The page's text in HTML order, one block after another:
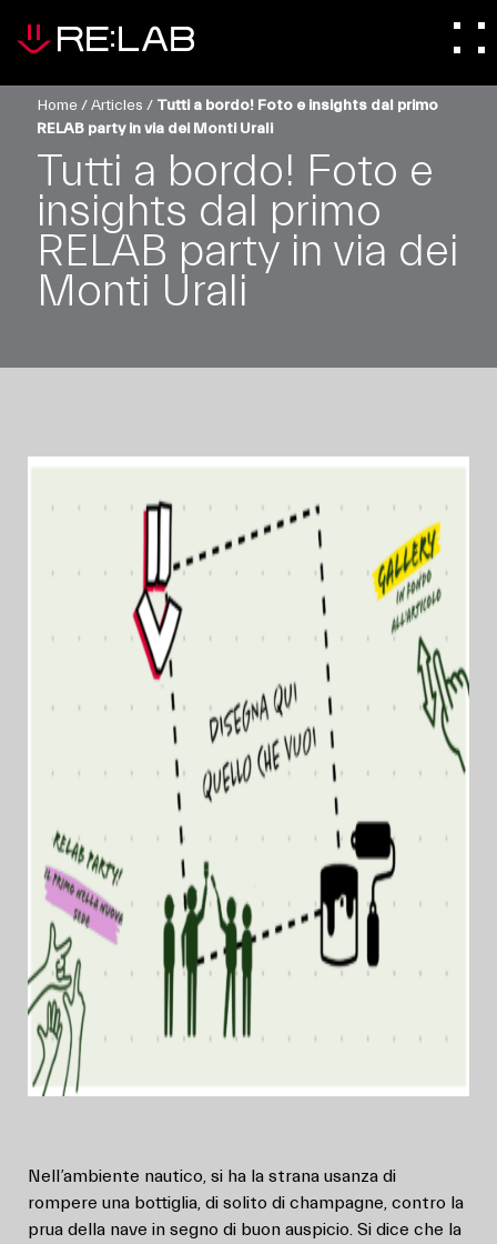
Home/Articles / Tutti a bordo! Foto e insights dal primo
RELAB party in via dei Monti Urali
Tutti a bordo! Foto e
insights dal primo
RELAB party in via dei
Monti Urali
Nell’ambiente nautico, si ha la strana usanza di
rompere una bottiglia, di solito di champagne, contro la
prua della nave in segno di buon auspicio. Si dice che la